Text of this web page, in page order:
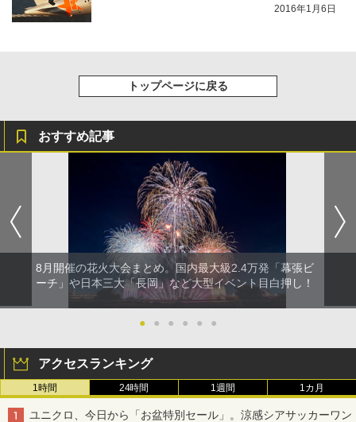
2016年1月6日
トップページに戻る
おすすめ記事
8月開催の花火大会まとめ。国内最大級2.4万発「幕張ビ
ーチ」や日本三大「長岡」など大型イベント目白押し！
● ● ● ● ● ●
アクセスランキング
1時間 24時間 1週間 1カ月
ユニクロ、今日から「お盆特別セール」。涼感シアサッカーワン